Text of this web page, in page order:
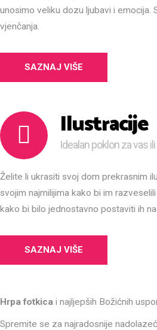
unosimo veliku dozu ljubavi i
vjenčanja.
SAZNAJ VIŠE
Ilustracije
Idealan poklon za vas
Želite li ukrasiti svoj dom prekrasnim
svojim najmilijima kako bi im
kako bi bilo jednostavno postaviti ih
SAZNAJ VIŠE
Hrpa fotkica i najljepših Božićnih
Spremite se za najradosnije